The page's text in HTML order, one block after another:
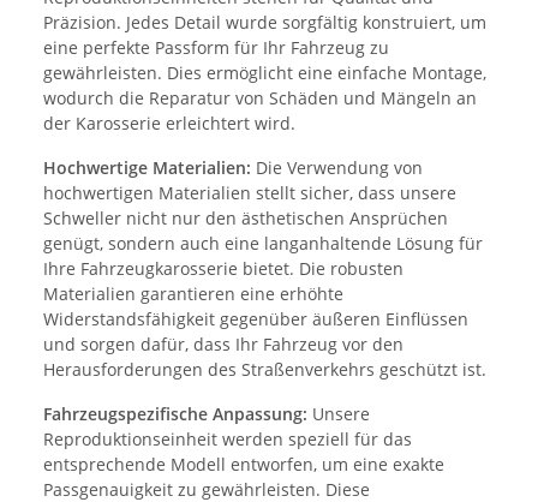
Präzision. Jedes Detail wurde sorgfältig konstruiert, um
eine perfekte Passform für Ihr Fahrzeug zu
gewährleisten. Dies ermöglicht eine einfache Montage,
wodurch die Reparatur von Schäden und Mängeln an
der Karosserie erleichtert wird.
Hochwertige Materialien: Die Verwendung von
hochwertigen Materialien stellt sicher, dass unsere
Schweller nicht nur den ästhetischen Ansprüchen
genügt, sondern auch eine langanhaltende Lösung für
Ihre Fahrzeugkarosserie bietet. Die robusten
Materialien garantieren eine erhöhte
Widerstandsfähigkeit gegenüber äußeren Einflüssen
und sorgen dafür, dass Ihr Fahrzeug vor den
Herausforderungen des Straßenverkehrs geschützt ist.
Fahrzeugspezifische Anpassung: Unsere
Reproduktionseinheit werden speziell für das
entsprechende Modell entworfen, um eine exakte
Passgenauigkeit zu gewährleisten. Diese